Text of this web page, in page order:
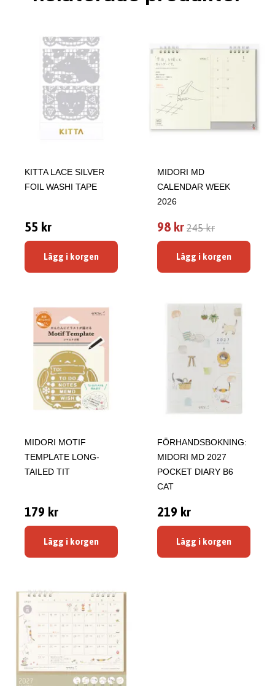
KITTA LACE SILVER
FOIL WASHI TAPE
55 kr
Lägg i korgen
MIDORI MD
CALENDAR WEEK
2026
98 kr 245 kr
Lägg i korgen
MIDORI MOTIF
TEMPLATE LONG-
TAILED TIT
179 kr
Lägg i korgen
FÖRHANDSBOKNING:
MIDORI MD 2027
POCKET DIARY B6
CAT
219 kr
Lägg i korgen